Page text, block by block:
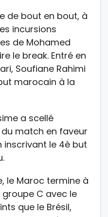
de bout en bout, à
incursions
de Mohamed
le break. Entré en
Soufiane Rahimi
marocain à la
a scellé
match en faveur
inscrivant le 4è but
le Maroc termine à
C avec le
que le Brésil,